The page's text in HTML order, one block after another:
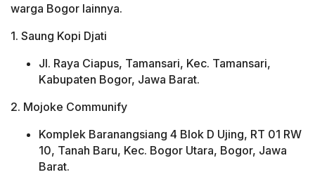
warga Bogor lainnya.
1. Saung Kopi Djati
Jl. Raya Ciapus, Tamansari, Kec. Tamansari,
Kabupaten Bogor, Jawa Barat.
2. Mojoke Communify
Komplek Baranangsiang 4 Blok D Ujing, RT 01 RW
10, Tanah Baru, Kec. Bogor Utara, Bogor, Jawa
Barat.